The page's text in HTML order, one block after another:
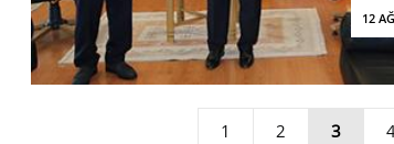
12
1 2 3